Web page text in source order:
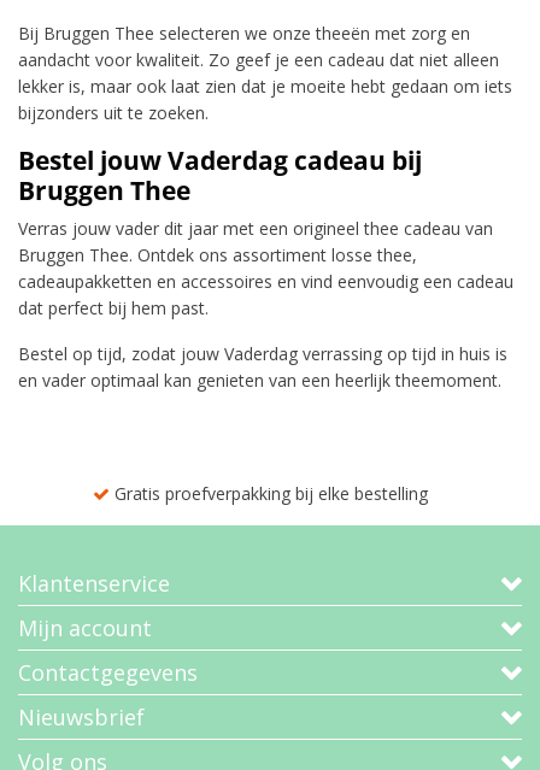
Bij Bruggen Thee selecteren we onze theeën met zorg en
aandacht voor kwaliteit. Zo geef je een cadeau dat niet alleen
lekker is, maar ook laat zien dat je moeite hebt gedaan om iets
bijzonders uit te zoeken.
Bestel jouw Vaderdag cadeau bij
Bruggen Thee
Verras jouw vader dit jaar met een origineel thee cadeau van
Bruggen Thee. Ontdek ons assortiment losse thee,
cadeaupakketten en accessoires en vind eenvoudig een cadeau
dat perfect bij hem past.
Bestel op tijd, zodat jouw Vaderdag verrassing op tijd in huis is
en vader optimaal kan genieten van een heerlijk theemoment.
Gratis proefverpakking bij elke bestelling
Klantenservice
Mijn account
Contactgegevens
Nieuwsbrief
Volg ons